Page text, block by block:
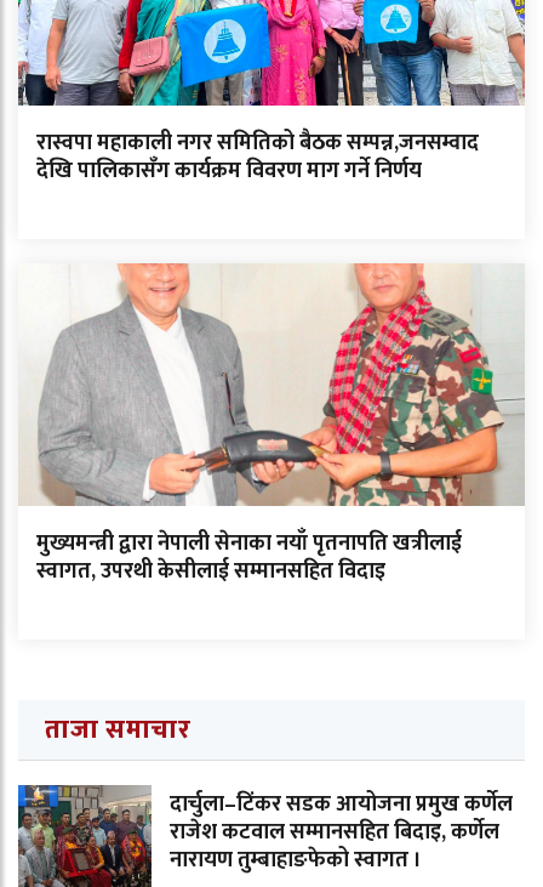
रास्वपा महाकाली नगर समितिको बैठक सम्पन्न,जनसम्वाद
देखि पालिकासँग कार्यक्रम विवरण माग गर्ने निर्णय
मुख्यमन्त्री द्वारा नेपाली सेनाका नयाँ पृतनापति खत्रीलाई
स्वागत, उपरथी केसीलाई सम्मानसहित विदाइ
ताजा समाचार
दार्चुला–टिंकर सडक आयोजना प्रमुख कर्णेल
राजेश कटवाल सम्मानसहित बिदाइ, कर्णेल
नारायण तुम्बाहाङफेको स्वागत ।